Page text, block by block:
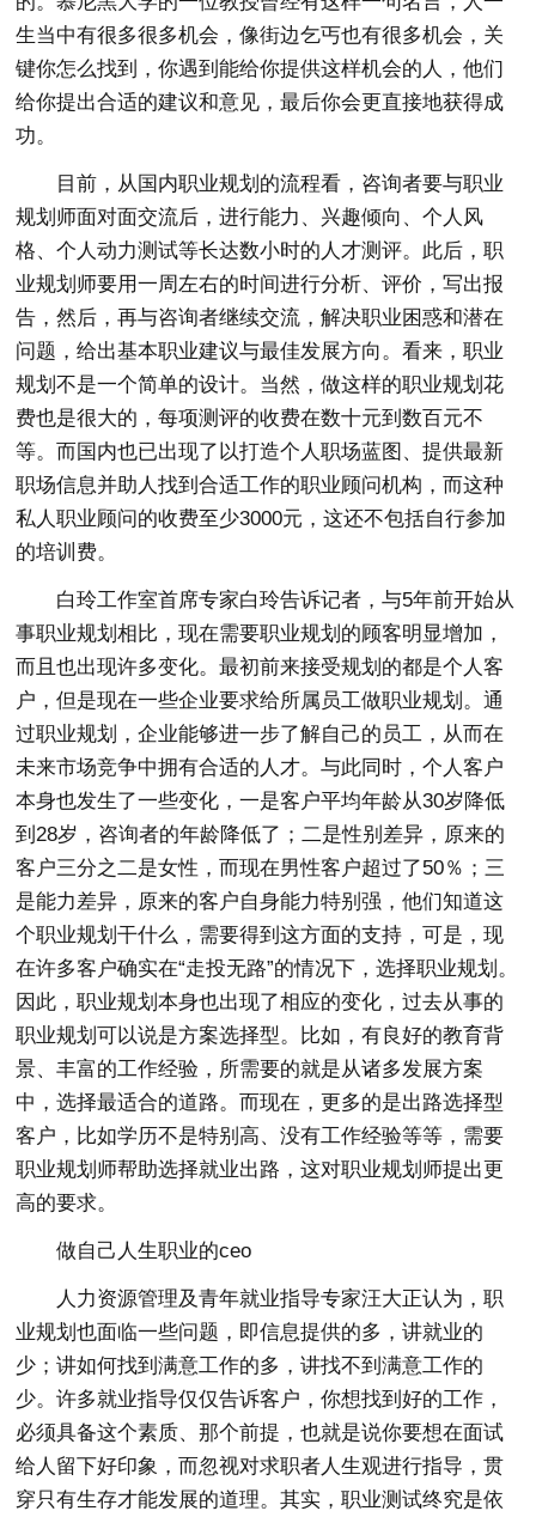
生当中有很多很多机会，像街边乞丐也有很多机会，关
键你怎么找到，你遇到能给你提供这样机会的人，他们
给你提出合适的建议和意见，最后你会更直接地获得成
功。
目前，从国内职业规划的流程看，咨询者要与职业
规划师面对面交流后，进行能力、兴趣倾向、个人风
格、个人动力测试等长达数小时的人才测评。此后，职
业规划师要用一周左右的时间进行分析、评价，写出报
告，然后，再与咨询者继续交流，解决职业困惑和潜在
问题，给出基本职业建议与最佳发展方向。看来，职业
规划不是一个简单的设计。当然，做这样的职业规划花
费也是很大的，每项测评的收费在数十元到数百元不
等。而国内也已出现了以打造个人职场蓝图、提供最新
职场信息并助人找到合适工作的职业顾问机构，而这种
私人职业顾问的收费至少3000元，这还不包括自行参加
的培训费。
白玲工作室首席专家白玲告诉记者，与5年前开始从
事职业规划相比，现在需要职业规划的顾客明显增加，
而且也出现许多变化。最初前来接受规划的都是个人客
户，但是现在一些企业要求给所属员工做职业规划。通
过职业规划，企业能够进一步了解自己的员工，从而在
未来市场竞争中拥有合适的人才。与此同时，个人客户
本身也发生了一些变化，一是客户平均年龄从30岁降低
到28岁，咨询者的年龄降低了；二是性别差异，原来的
客户三分之二是女性，而现在男性客户超过了50％；三
是能力差异，原来的客户自身能力特别强，他们知道这
个职业规划干什么，需要得到这方面的支持，可是，现
在许多客户确实在“走投无路”的情况下，选择职业规划。
因此，职业规划本身也出现了相应的变化，过去从事的
职业规划可以说是方案选择型。比如，有良好的教育背
景、丰富的工作经验，所需要的就是从诸多发展方案
中，选择最适合的道路。而现在，更多的是出路选择型
客户，比如学历不是特别高、没有工作经验等等，需要
职业规划师帮助选择就业出路，这对职业规划师提出更
高的要求。
做自己人生职业的ceo
人力资源管理及青年就业指导专家汪大正认为，职
业规划也面临一些问题，即信息提供的多，讲就业的
少；讲如何找到满意工作的多，讲找不到满意工作的
少。许多就业指导仅仅告诉客户，你想找到好的工作，
必须具备这个素质、那个前提，也就是说你要想在面试
给人留下好印象，而忽视对求职者人生观进行指导，贯
穿只有生存才能发展的道理。其实，职业测试终究是依